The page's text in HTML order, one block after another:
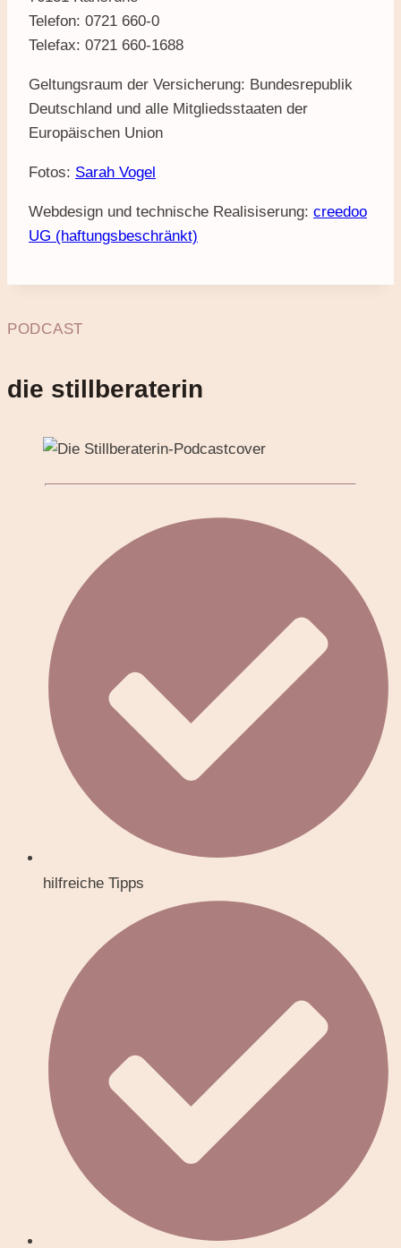
Telefon: 0721 660-0
Telefax: 0721 660-1688
Geltungsraum der Versicherung: Bundesrepublik
Deutschland und alle Mitgliedsstaaten der
Europäischen Union
Fotos: Sarah Vogel
Webdesign und technische Realisiserung: creedoo
UG (haftungsbeschränkt)
PODCAST
die stillberaterin
hilfreiche Tipps